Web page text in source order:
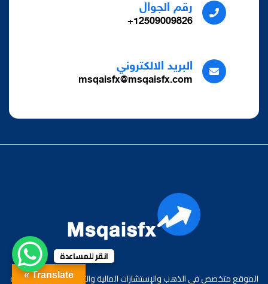
رقم الجوال
12509009826+
البريد الالكتروني
msqaisfx@msqaisfx.com
الموقع متخصص في الذهب والإستشارات المالية والتدريب، مع خبرة واسعة
Translate »
انقر للمساعدة